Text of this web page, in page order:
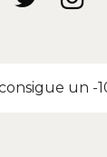
un -